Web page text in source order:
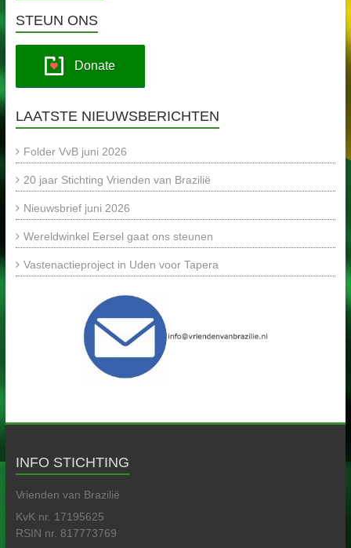
STEUN ONS
Donate
LAATSTE NIEUWSBERICHTEN
Folder VvB juni 2026
20 jaar Stichting Vrienden van Brazilië
Nieuwsbrief juni 2026
Wereldwinkel Eersel gaat ons steunen
Vastenactieproject in Uden voor Tapera
INFO STICHTING
Vrienden van Brazilië
KvK nr. 17195625
RSIN nr. 817773769